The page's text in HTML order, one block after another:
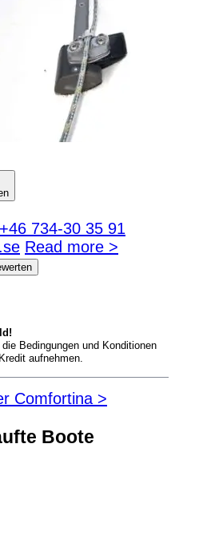
+46 734-30 35 91
Read more >
Bedingungen und Konditionen
aufnehmen.
Comfortina >
Boote